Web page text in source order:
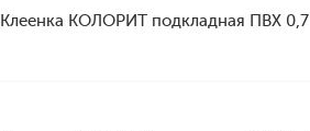
Клеенка КОЛОРИТ подкладная ПВХ 0,7